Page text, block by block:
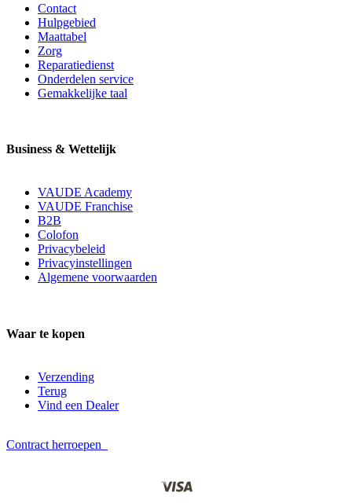
Contact
Hulpgebied
Maattabel
Zorg
Reparatiedienst
Onderdelen service
Gemakkelijke taal
Business & Wettelijk
VAUDE Academy
VAUDE Franchise
B2B
Colofon
Privacybeleid
Privacyinstellingen
Algemene voorwaarden
Waar te kopen
Verzending
Terug
Vind een Dealer
Contract herroepen